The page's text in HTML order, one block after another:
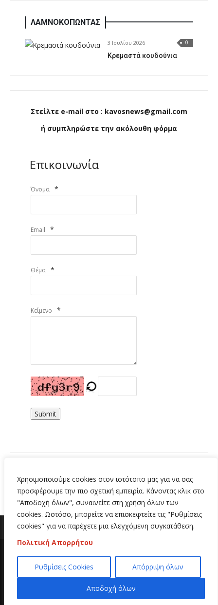
Χρησιμοποιούμε cookies στον ιστότοπο μας για να σας
προσφέρουμε την πιο σχετική εμπειρία. Κάνοντας κλικ στο
"Αποδοχή όλων", συναινείτε στη χρήση όλων των
cookies. Ωστόσο, μπορείτε να επισκεφτείτε τις "Ρυθμίσεις
cookies" για να παρέχετε μια ελεγχόμενη συγκατάθεση.
Πολιτική Απορρήτου
Ρυθμίσεις Cookies Απόρριψη όλων
Αποδοχή όλων
ΛΑΜΝΟΚΟΠΩΝΤΑΣ
3 Ιουλίου 2026 0
Κρεμαστά κουδούνια
Στείλτε e-mail στο : kavosnews@gmail.com
ή συμπληρώστε την ακόλουθη φόρμα
Επικοινωνία
Όνομα *
Email *
Θέμα *
Κείμενο *
Submit
Copyright 2020 | All Rights Reserved | Κατασκευή
ιστοσελίδων
Hi Web